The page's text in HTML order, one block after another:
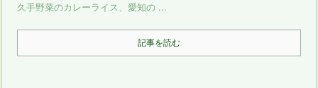
久手野菜のカレーライス、愛知の ...
記事を読む